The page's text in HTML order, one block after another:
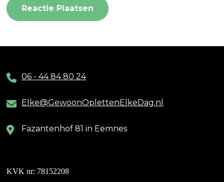
06 - 44 84 80 24
Elke@GewoonOplettenElkeDag.nl
Fazantenhof 81 in Eemnes
KVK nr: 78152208